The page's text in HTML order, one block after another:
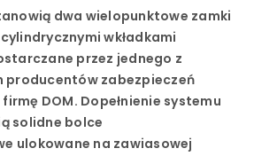
dwa wielopunktowe zamki
wkładkami
przez jednego z
producentów zabezpieczeń
DOM. Dopełnienie systemu
solidne bolce
ulokowane na zawiasowej